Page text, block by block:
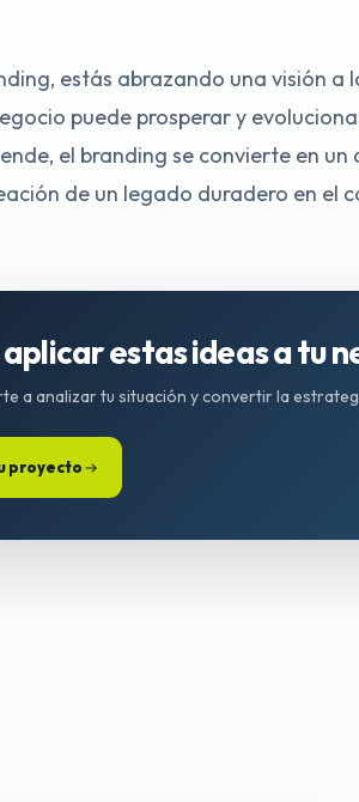
estás abrazando una visión
puede prosperar y
el branding se convierte en
de un legado duradero en el
aplicar estas ideas a tu
a analizar tu situación y convertir la
proyecto